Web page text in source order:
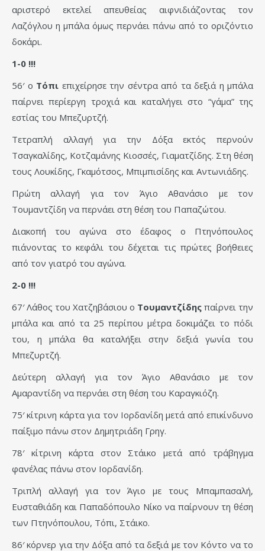
αριστερό εκτελεί απευθείας αιφνιδιάζοντας τον
Λαζόγλου η μπάλα όμως περνάει πάνω από το οριζόντιο
δοκάρι.
1-0 !!!
56′ ο Τόπι επιχείρησε την σέντρα από τα δεξιά η μπάλα
παίρνει περίεργη τροχιά και καταλήγει στο “γάμα” της
εστίας του Μπεζυρτζή.
Τετραπλή αλλαγή για την Δόξα εκτός περνούν
Τσαγκαλίδης, Κοτζαμάνης Κιοσσές, Γιαματζίδης. Στη θέση
τους Λουκίδης, Γκαμότσος, Μπιμπισίδης και Αντωνιάδης.
Πρώτη αλλαγή για τον Άγιο Αθανάσιο με τον
Τουμαντζίδη να περνάει στη θέση του Παπαζώτου.
Διακοπή του αγώνα στο έδαφος ο Πτηνόπουλος
πιάνοντας το κεφάλι του δέχεται τις πρώτες βοήθειες
από τον γιατρό του αγώνα.
2-0 !!!
67′ Λάθος του Χατζηβάσιου ο Τουμαντζίδης παίρνει την
μπάλα και από τα 25 περίπου μέτρα δοκιμάζει το πόδι
του, η μπάλα θα καταλήξει στην δεξιά γωνία του
Μπεζυρτζή.
Δεύτερη αλλαγή για τον Άγιο Αθανάσιο με τον
Αμαραντίδη να περνάει στη θέση του Καραγκιόζη.
75′ κίτρινη κάρτα για τον Ιορδανίδη μετά από επικίνδυνο
παίξιμο πάνω στον Δημητριάδη Γρηγ.
78′ κίτρινη κάρτα στον Στάικο μετά από τράβηγμα
φανέλας πάνω στον Ιορδανίδη.
Τριπλή αλλαγή για τον Άγιο με τους Μπαμπασαλή,
Ευσταθιάδη και Παπαδόπουλο Νίκο να παίρνουν τη θέση
των Πτηνόπουλου, Τόπι, Στάικο.
86′ κόρνερ για την Δόξα από τα δεξιά με τον Κόντο να το